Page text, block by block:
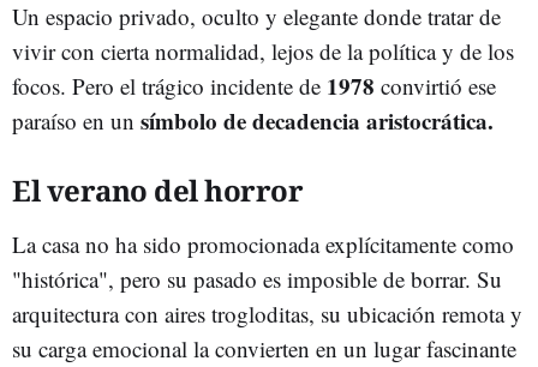
Un espacio privado, oculto y elegante donde tratar de
vivir con cierta normalidad, lejos de la política y de los
focos. Pero el trágico incidente de 1978 convirtió ese
paraíso en un símbolo de decadencia aristocrática.
El verano del horror
La casa no ha sido promocionada explícitamente como
"histórica", pero su pasado es imposible de borrar. Su
arquitectura con aires trogloditas, su ubicación remota y
su carga emocional la convierten en un lugar fascinante